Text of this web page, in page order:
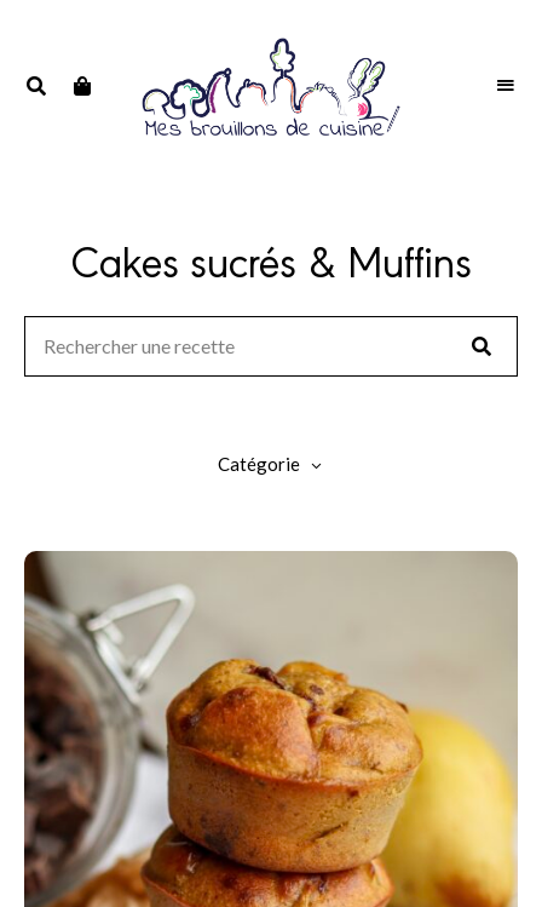
Cakes sucrés & Muffins
Catégorie